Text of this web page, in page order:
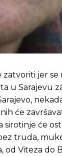
Vašu
Vašu
jer
u Sarajevu
će
će
truda,
Viteza do